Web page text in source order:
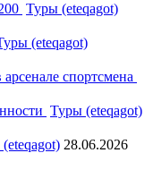
Туры (eteqagot)
(eteqagot)
спортсмена
Туры (eteqagot)
28.06.2026